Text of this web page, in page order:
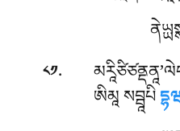
༨༡.
ཨིམཱ སབྦཱཔི